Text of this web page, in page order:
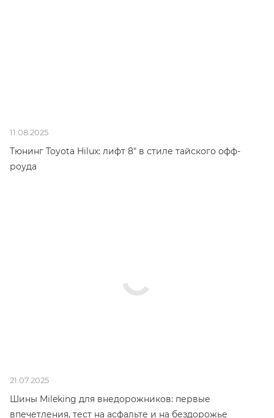
11.08.2025
Тюнинг Toyota Hilux: лифт 8" в стиле тайского офф-
роуда
21.07.2025
Шины Mileking для внедорожников: первые
впечетления, тест на асфальте и на бездорожье